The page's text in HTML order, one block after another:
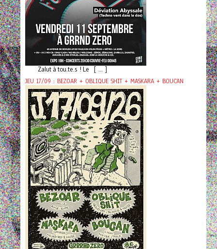
Zalut à tou.te.s ! Le [ ... ]
JEU 17/09 : BEZOAR + OBLIQUE SHIT + MASKARA + BOUCAN